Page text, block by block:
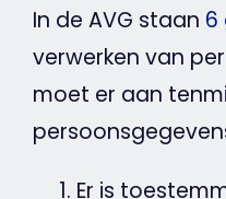
In de AVG staan 6
verwerken van
moet er aan
Er is